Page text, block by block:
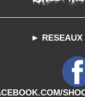
► RESEAUX